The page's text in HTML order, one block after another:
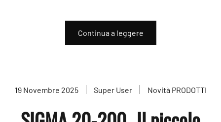
Continua a leggere
19 Novembre 2025 Super User Novità PRODOTTI